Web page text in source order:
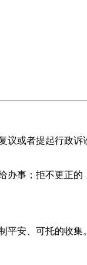
或者提起行政诉
事；拒不更正的
安、可托的收集。